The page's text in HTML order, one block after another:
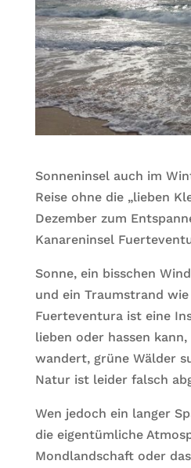
Sonneninsel auch im
Reise ohne die „lieben
Dezember zum
Kanareninsel
Sonne, ein bisschen
und ein Traumstrand
Fuerteventura ist eine
lieben oder hassen
wandert, grüne Wälder
Natur ist leider falsch
Wen jedoch ein langer
die eigentümliche
Mondlandschaft oder